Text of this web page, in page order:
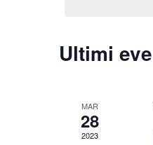
Calendario
di
Ultimi
MAR
28
2023